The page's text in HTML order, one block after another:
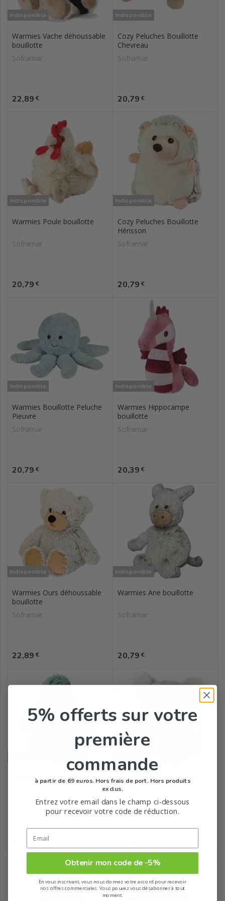
Indisponible
Warmies Vache déhoussable
bouillotte
Soframar
Prix
22,89 €
Indisponible
Cozy Peluches Bouillotte
Chevreau
Soframar
Prix
20,79 €
Indisponible
Warmies Poule bouillotte
Soframar
Prix
20,79 €
Indisponible
Cozy Peluches Bouillotte
Hérisson
Soframar
Prix
20,79 €
Indisponible
Warmies Bouillotte Peluche
Pieuvre
Soframar
Prix
20,79 €
Indisponible
Warmies Hippocampe
bouillotte
Soframar
Prix
20,39 €
Indisponible
Warmies Ours déhoussable
bouillotte
Soframar
Prix
22,89 €
Indisponible
Warmies Ane bouillotte
Soframar
Prix
20,79 €
Warmies Tortue bouillotte
Soframar
20,79€
Indisponible
Cozy Peluches Bouillotte
Koala
Soframar
5% offerts sur votre
première
commande
à partir de 69 euros. Hors frais de port. Hors produits
exclus.
Entrez votre email dans le champ ci-dessous
pour recevoir votre code de réduction.
Obtenir mon code de -5%
En vous inscrivant, vous nous donnez votre accord pour recevoir
nos offres commerciales. Vous pouvez vous désabonner à tout
moment.